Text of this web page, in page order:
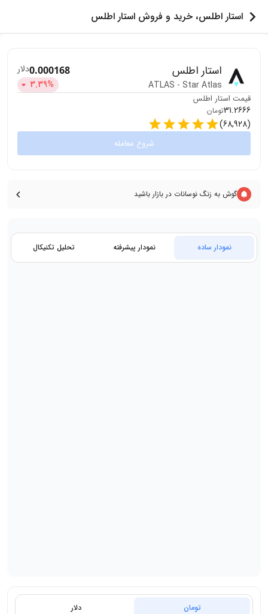
استار اطلس، خرید و فروش استار اطلس
استار اطلس
ATLAS - Star Atlas
0.000168دلار
3.39%
قیمت استار اطلس
31.2666تومان
(
68,928
)
شروع معامله
گوش به زنگ نوسانات در بازار باشید
نمودار ساده نمودار پیشرفته تحلیل تکنیکال
تومان دلار